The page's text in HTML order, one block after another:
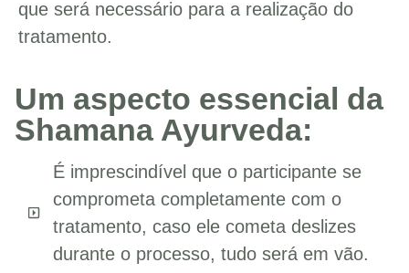
que será necessário para a realização do
tratamento.
Um aspecto essencial da
Shamana Ayurveda:
É imprescindível que o participante se
comprometa completamente com o
tratamento, caso ele cometa deslizes
durante o processo, tudo será em vão.